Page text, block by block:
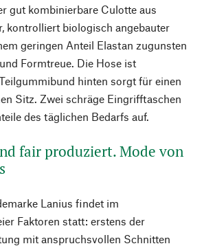
gut kombinierbare Culotte aus
kontrolliert biologisch angebauter
geringen Anteil Elastan zugunsten
Formtreue. Die Hose ist
hinten sorgt für einen
Sitz. Zwei schräge Eingrifftaschen
des täglichen Bedarfs auf.
fair produziert. Mode von
Lanius findet im
Faktoren statt: erstens der
mit anspruchsvollen Schnitten